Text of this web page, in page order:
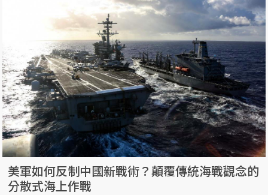
美軍如何反制中國新戰術？顛覆傳統海戰觀念的
分散式海上作戰